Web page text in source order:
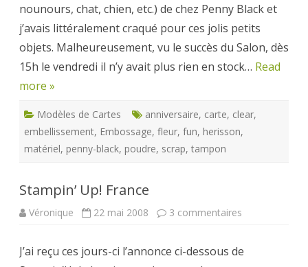
nounours, chat, chien, etc.) de chez Penny Black et
j’avais littéralement craqué pour ces jolis petits
objets. Malheureusement, vu le succès du Salon, dès
15h le vendredi il n’y avait plus rien en stock… Read
more »
Modèles de Cartes anniversaire, carte, clear,
embellissement, Embossage, fleur, fun, herisson,
matériel, penny-black, poudre, scrap, tampon
Stampin’ Up! France
Véronique 22 mai 2008 3 commentaires
J’ai reçu ces jours-ci l’annonce ci-dessous de